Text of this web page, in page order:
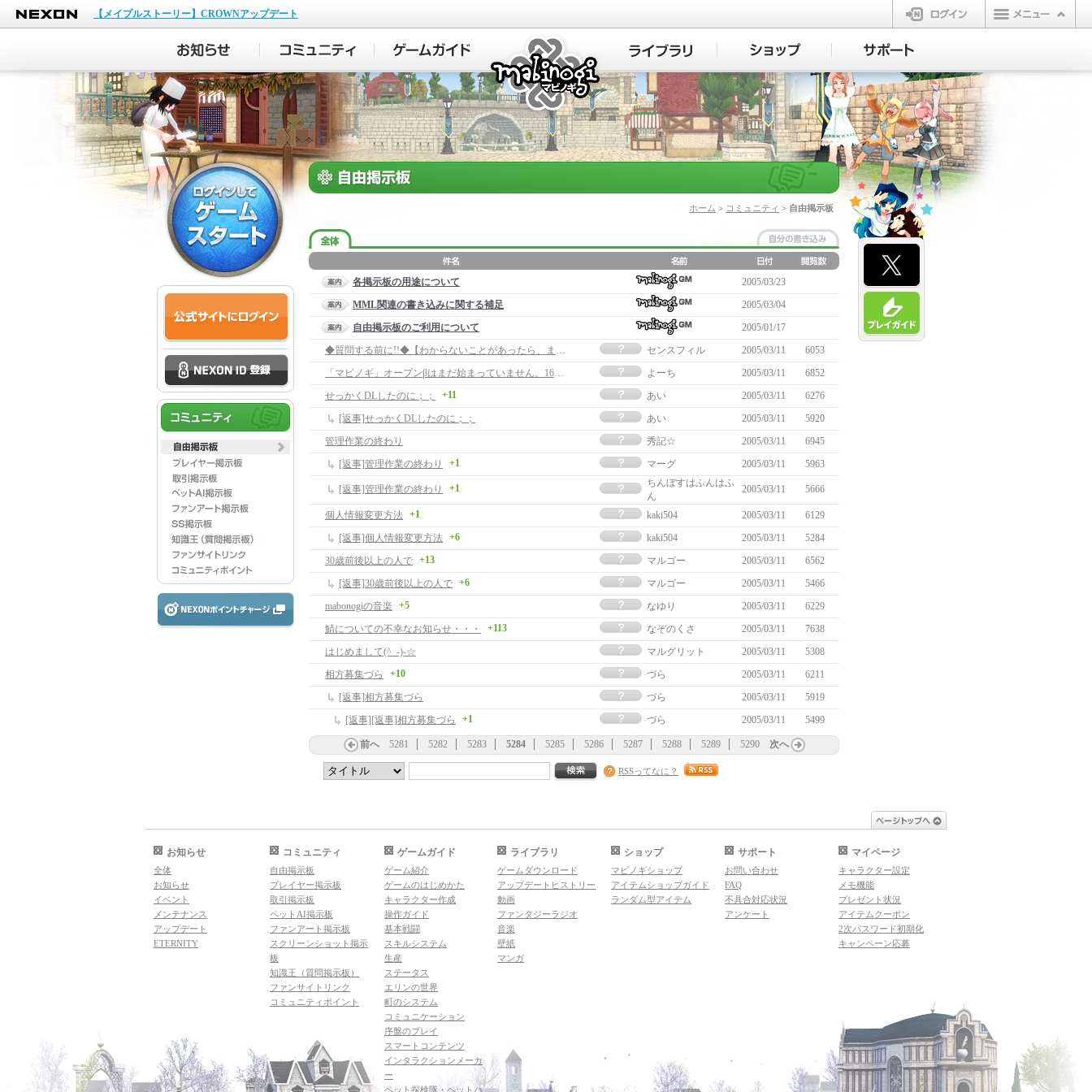
NEXON
【メイプルストーリー】CROWNアップデート
ログイン
マビノギ
ホーム > コミュニティ > 自由掲示板
各掲示板の用途について
2005/03/23
MML関連の書き込みに関する補足
2005/03/04
自由掲示板のご利用について
2005/01/17
◆質問する前に!!◆【わからないことがあったら、まずここ!!!!】
センスフィル 2005/03/11
6053
「マビノギ」オープンβはまだ始まっていません。16日開始です。
よーち 2005/03/11
6852
せっかくDLしたのに；；
+11 あい 2005/03/11
6276
[返事]せっかくDLしたのに；；
あい 2005/03/11
5920
管理作業の終わり
秀記☆ 2005/03/11
6945
[返事]管理作業の終わり
+1 マーグ 2005/03/11 5963
[返事]管理作業の終わり +1
ちんぼすはふんはふ
ん
2005/03/11 5666
個人情報変更方法 +1 kaki504 2005/03/11
6129
[返事]個人情報変更方法 +6 kaki504 2005/03/11
5284
30歳前後以上の人で +13 マルゴー 2005/03/11
6562
[返事]30歳前後以上の人で +6 マルゴー 2005/03/11
5466
mabonogiの音楽
+5 なゆり 2005/03/11
6229
鯖についての不幸なお知らせ・・・
+113 なぞのくさ 2005/03/11
7638
はじめまして(^_-)-☆
マルグリット 2005/03/11
5308
相方募集づら
+10 づら 2005/03/11
6211
[返事]相方募集づら
づら 2005/03/11
5919
[返事][返事]相方募集づら
+1 づら 2005/03/11 5499
前へ 5281 5282 5283 5284 5285 5286 5287 5288 5289 5290 次へ
RSSってなに？
お知らせ
全体
お知らせ
イベント
メンテナンス
アップデート
ETERNITY
コミュニティ
自由掲示板
プレイヤー掲示板
取引掲示板
ペットAI掲示板
ファンアート掲示板
スクリーンショット掲示
板
知識王（質問掲示板）
ファンサイトリンク
コミュニティポイント
ゲームガイド
ゲーム紹介
ゲームのはじめかた
キャラクター作成
操作ガイド
基本戦闘
スキルシステム
生産
ステータス
エリンの世界
町のシステム
コミュニケーション
序盤のプレイ
スマートコンテンツ
インタラクションメーカ
ー
ペット探検隊・ペットハ
ライブラリ
ゲームダウンロード
アップデートヒストリー
動画
ファンタジーラジオ
音楽
壁紙
マンガ
ショップ
マビノギショップ
アイテムショップガイド
ランダム型アイテム
サポート
お問い合わせ
FAQ
不具合対応状況
アンケート
マイページ
キャラクター設定
メモ機能
プレゼント状況
アイテムクーポン
2次パスワード初期化
キャンペーン応募